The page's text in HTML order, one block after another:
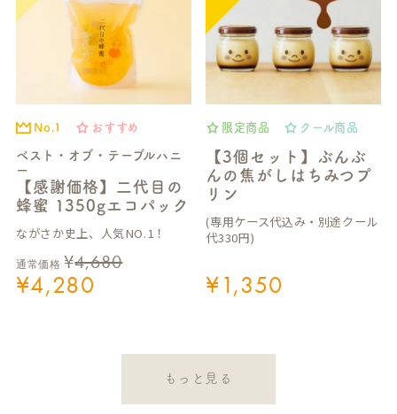
No.1 おすすめ
ベスト・オブ・テーブルハニ
ー
【感謝価格】二代目の
蜂蜜 1350gエコパック
ながさか史上、人気NO.1！
通常価格 ¥4,680
¥4,280
限定商品 クール商品
【3個セット】ぶんぶ
んの焦がしはちみつプ
リン
(専用ケース代込み・別途クール
代330円)
¥1,350
もっと見る